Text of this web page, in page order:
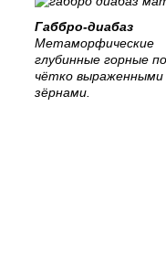
Габбро-диабаз
Метаморфические
глубинные горные
чётко выраженными
зёрнами.